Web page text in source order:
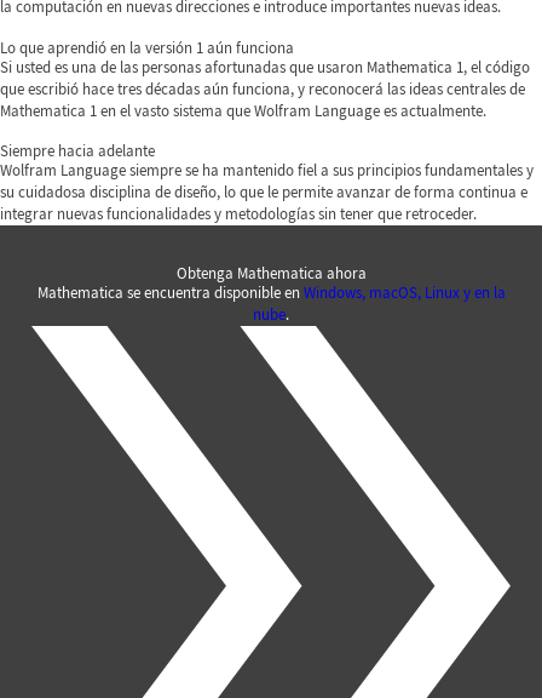
la computación en nuevas direcciones e introduce importantes nuevas ideas.
Lo que aprendió en la versión 1 aún funciona
Si usted es una de las personas afortunadas que usaron Mathematica 1, el código
que escribió hace tres décadas aún funciona, y reconocerá las ideas centrales de
Mathematica 1 en el vasto sistema que Wolfram Language es actualmente.
Siempre hacia adelante
Wolfram Language siempre se ha mantenido fiel a sus principios fundamentales y
su cuidadosa disciplina de diseño, lo que le permite avanzar de forma continua e
integrar nuevas funcionalidades y metodologías sin tener que retroceder.
Obtenga Mathematica ahora
Mathematica se encuentra disponible enWindows, macOS, Linux y en la
nube.